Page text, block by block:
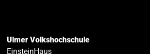
Ulmer Volkshochschule
EinsteinHaus